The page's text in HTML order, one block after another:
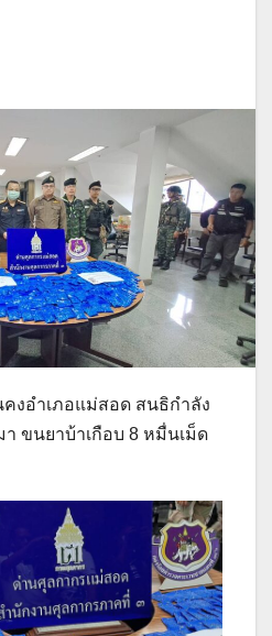
งอำเภอแม่สอด สนธิกำลัง
ขนยาบ้าเกือบ 8 หมื่นเม็ด